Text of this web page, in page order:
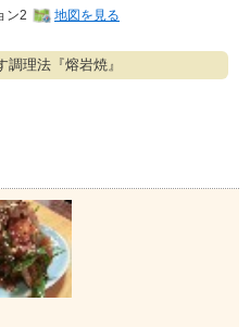
ン2 地図を見る
理法『熔岩焼』